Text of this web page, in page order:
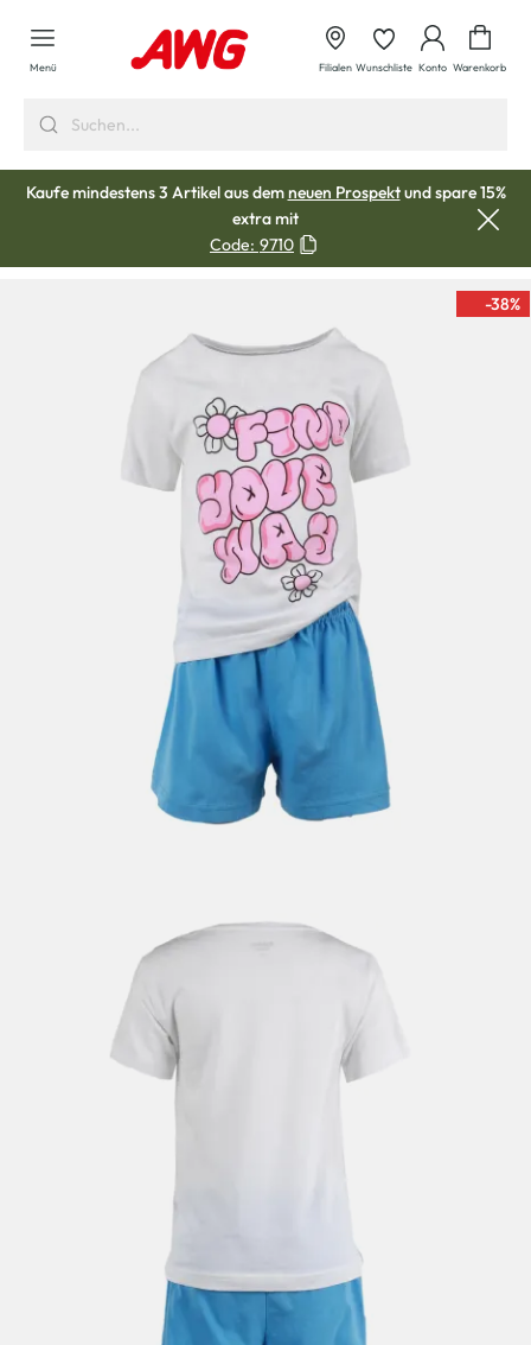
springen
Menü Filialen Wunschliste Konto Warenkorb
Kaufe mindestens 3 Artikel aus demneuen Prospektund spare 15%
extra mit
Code: 9710
-38%